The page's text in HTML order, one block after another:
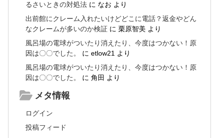
るさいときの対処法 に なお より
出前館にクレーム入れたいけどどこに電話？返金やどん
なクレームが多いのか検証 に栗原智美 より
風呂場の電球がついたり消えたり、今度はつかない！原
因は〇〇でした。
にetlow21 より
風呂場の電球がついたり消えたり、今度はつかない！原
因は〇〇でした。
に角田 より
メタ情報
ログイン
投稿フィード